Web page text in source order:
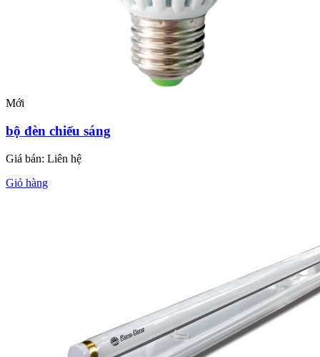
Mới
bộ đèn chiếu sáng
Giá bán: Liên hệ
Giỏ hàng